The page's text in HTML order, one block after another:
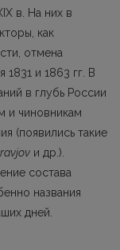
в. На них в
как
отмена
1831 и 1863 гг. В
в глубь России
и чиновникам
(появились такие
и др.).
состава
названия
дней.